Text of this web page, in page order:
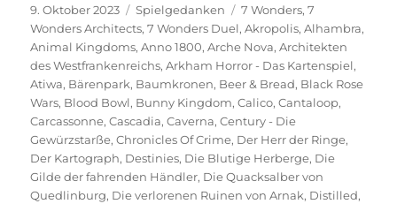
Veröffentlicht
am
9. Oktober 2023 Kategorien
Spielgedanken Schlagwörter
7 Wonders,7
Wonders Architects,7 Wonders Duel,Akropolis,Alhambra,
Animal Kingdoms,Anno 1800,Arche Nova,Architekten
des Westfrankenreichs,Arkham Horror - Das Kartenspiel,
Atiwa, Bärenpark, Baumkronen, Beer & Bread, Black Rose
Wars, Blood Bowl, Bunny Kingdom,Calico,Cantaloop,
Carcassonne,Cascadia,Caverna,Century - Die
Gewürzstarße,Chronicles Of Crime, Der Herr der Ringe,
Der Kartograph, Destinies, Die Blutige Herberge, Die
Gilde der fahrenden Händler, Die Quacksalber von
Quedlinburg, Die verlorenen Ruinen von Arnak, Distilled,